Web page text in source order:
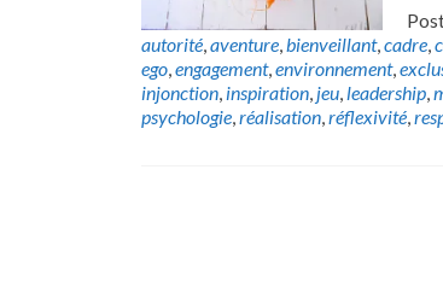
autorité,aventure,bienveillant,cadre,
ego,engagement,environnement,
injonction, inspiration, jeu, leadership,
psychologie,réalisation,réflexivité,